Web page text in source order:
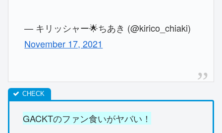
— キリッシャー🌟ちあき (@kirico_chiaki)
November 17, 2021
GACKTのファン食いがヤバい！